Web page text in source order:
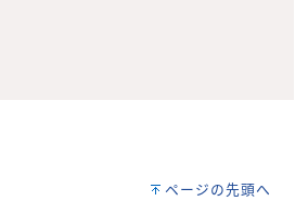
ページの先頭へ